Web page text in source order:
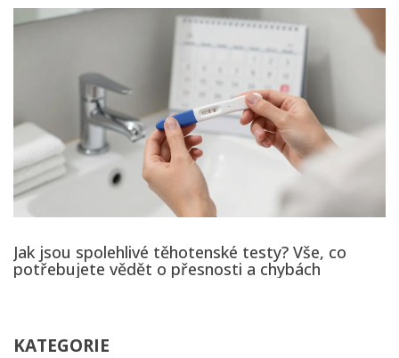
Jak jsou spolehlivé těhotenské testy? Vše, co
potřebujete vědět o přesnosti a chybách
KATEGORIE